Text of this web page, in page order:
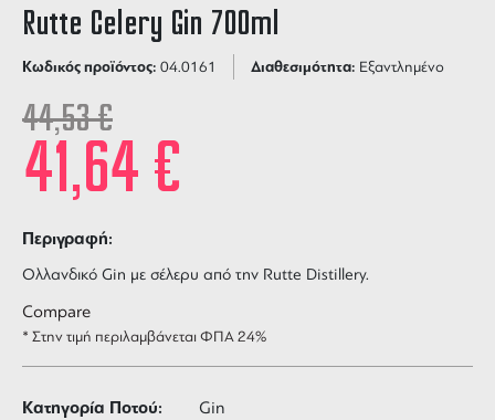
Rutte Celery Gin 700ml
Κωδικός προϊόντος: 04.0161 Διαθεσιμότητα: Εξαντλημένο
44,53€
41,64€
Περιγραφή:
Ολλανδικό Gin με σέλερυ από την Rutte Distillery.
Compare
* Στην τιμή περιλαμβάνεται ΦΠΑ 24%
Κατηγορία Ποτού: Gin